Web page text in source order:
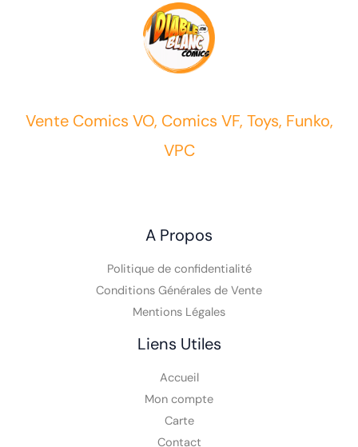
Vente Comics VO, Comics VF, Toys, Funko,
VPC
A Propos
Politique de confidentialité
Conditions Générales de Vente
Mentions Légales
Liens Utiles
Accueil
Mon compte
Carte
Contact